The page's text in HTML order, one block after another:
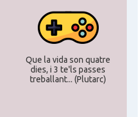
Que la vida son quatre
dies, i 3 te'ls passes
treballant... (Plutarc)